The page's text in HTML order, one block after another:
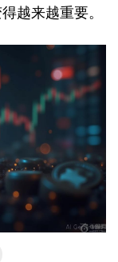
越来越重要。